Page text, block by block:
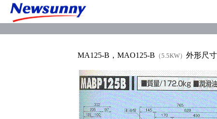
MA125-B，MAO125-B （5.5KW） 外形尺